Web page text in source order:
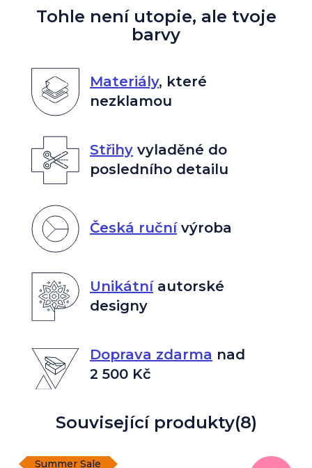
Tohle není utopie, ale tvoje
barvy
Materiály, které
nezklamou
Střihyvyladěné do
posledního detailu
Česká ručnívýroba
Unikátníautorské
designy
Doprava zdarma nad
2 500 Kč
Související produkty(8)
Summer Sale